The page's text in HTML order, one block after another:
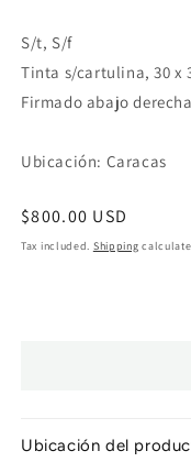
S/t, S/f
Tinta s/cartulina, 30 x
Firmado abajo derecha
Ubicación: Caracas
Regular
price
$800.00 USD
Tax included. Shipping
Ubicación del